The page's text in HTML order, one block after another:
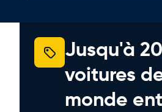
Jusqu'à
voitures
monde